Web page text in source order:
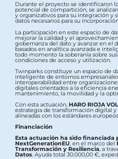
Durante el proyecto se identificaron
potencial de compartición, se
y organizativos para su integración y
datos necesarios para su
La participación en este espacio de
mejorar la calidad y el
gobernanza del dato y avanzar en el
basados en analítica avanzada e
todo momento la soberanía sobre
condiciones de acceso y utilización.
Twinparks constituye un espacio de
inteligente de entornos
interoperabilidad entre
digitales orientados a la eficiencia
mantenimiento, la movilidad y la
Con esta actuación, HARO RIOJA
estrategia de transformación digital
alineadas con los estándares
Financiación
Esta actuación ha sido financiada
NextGenerationEU, en el marco del
Transformación y Resiliencia, a
Datos. Ayuda total 30.000,00 €,